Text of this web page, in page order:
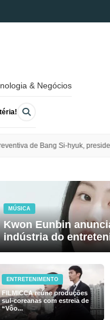
& Negócios
da HYBE
MÚSICA
Kwon Eunbin
indústria do
ENTRETENIMENTO
FILMICCA reúne produções
sul-coreanas com estreia de
“Vôo...